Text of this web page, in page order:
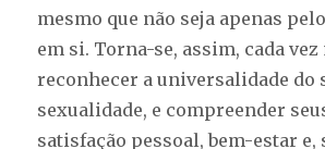
mesmo que não seja apenas
em si. Torna-se, assim, cada
reconhecer a universalidade do
sexualidade, e compreender
satisfação pessoal, bem-estar e,